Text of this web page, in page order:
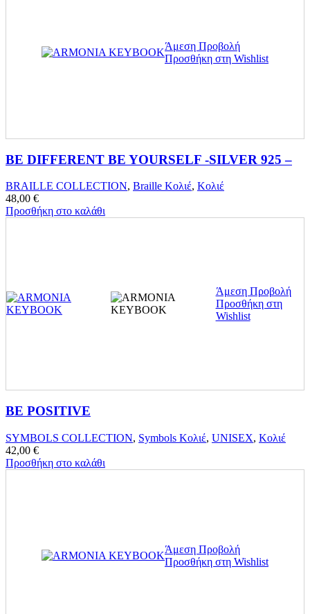
Άμεση Προβολή
Προσθήκη στη Wishlist
BE DIFFERENT BE YOURSELF -SILVER 925 –
BRAILLE COLLECTION, Braille Κολιέ, Κολιέ
48,00 €
Προσθήκη στο καλάθι
Άμεση Προβολή
Προσθήκη στη
Wishlist
BE POSITIVE
SYMBOLS COLLECTION, Symbols Κολιέ, UNISEX, Κολιέ
42,00 €
Προσθήκη στο καλάθι
Άμεση Προβολή
Προσθήκη στη Wishlist